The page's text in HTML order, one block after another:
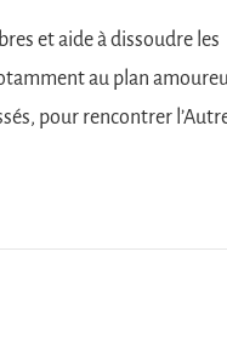
et aide à dissoudre les
au plan
pour rencontrer